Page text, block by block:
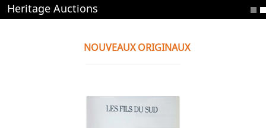
Accédez aux planches et illustrations
Découvrez de nouvelles fonctionnalités
S'inscrire
Heritage Auctions
NOUVEAUX ORIGINAUX